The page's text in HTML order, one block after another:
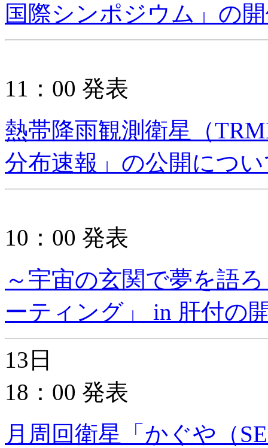
国際シンポジウム」の
11：00 発表
熱帯降雨観測衛星（
分布速報」の公開につ
10：00 発表
～宇宙の玄関で夢を語
ーティング」 in 肝付の
13日
18：00 発表
月周回衛星「かぐや（